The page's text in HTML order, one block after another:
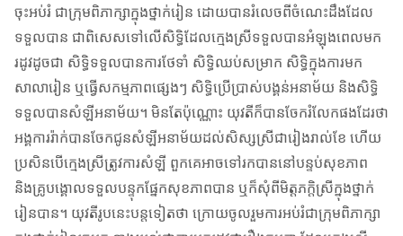
ចុះអប់រំ ជាក្រុមពិភាក្សាក្នុងថ្នាក់រៀន ដោយបានរំលេចពីចំណេះដឹងដែល
ទទួលបាន ជាពិសេសទៅលើសិទ្ធិដែលក្មេងស្រីទទួលបានអំឡុងពេលមក
រដូវដូចជា សិទ្ធិទទួលបានការថែទាំ សិទ្ធិឈប់សម្រាក សិទ្ធិក្នុងការមក
សាលារៀន ឬធ្វើសកម្មភាពផ្សេងៗ សិទ្ធិប្រើប្រាស់បង្គន់អនាម័យ និងសិទ្ធិ
ទទួលបានសំឡីអនាម័យ។ មិនតែប៉ុណ្ណោះ យុវតីក៏បានចែករំលែកផងដែរថា
អង្គការរ៉ាក់បានចែកជូនសំឡីអនាម័យដល់សិស្សស្រីជារៀងរាល់ខែ ហើយ
ប្រសិនបើក្មេងស្រីត្រូវការសំឡី ពួកគេអាចទៅរកបាននៅបន្ទប់សុខភាព
និងគ្រូបង្គោលទទួលបន្ទុកផ្នែកសុខភាពបាន ឬក៏សុំពីមិត្តភក្តិស្រីក្នុងថ្នាក់
រៀនបាន។​ យុវតីរូបនេះបន្តទៀតថា ក្រោយចូលរួមការអប់រំជាក្រុមពិភាក្សា